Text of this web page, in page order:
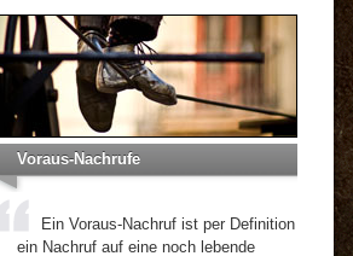
Voraus-Nachrufe
Ein Voraus-Nachruf ist per Definition
ein Nachruf auf eine noch lebende